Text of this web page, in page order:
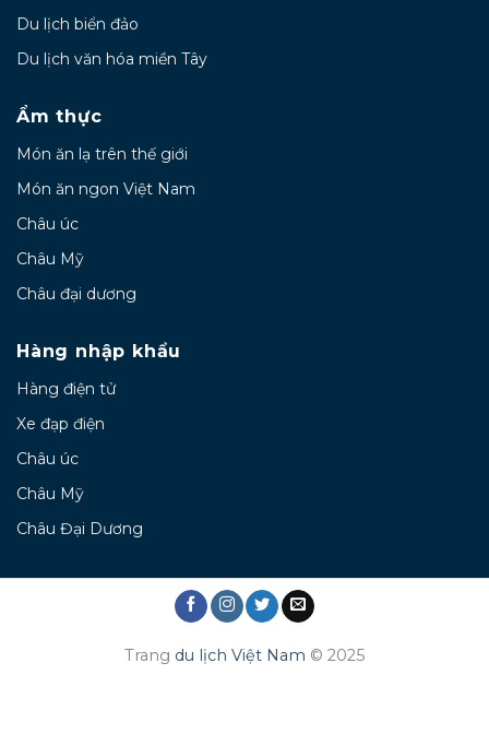
Du lịch biển đảo
Du lịch văn hóa miền Tây
Ẩm thực
Món ăn lạ trên thế giới
Món ăn ngon Việt Nam
Châu úc
Châu Mỹ
Châu đại dương
Hàng nhập khẩu
Hàng điện tử
Xe đạp điện
Châu úc
Châu Mỹ
Châu Đại Dương
Trang du lịch Việt Nam © 2025